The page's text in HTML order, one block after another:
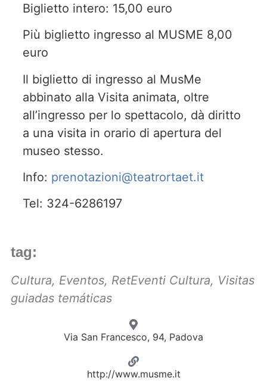
Biglietto intero: 15,00 euro
Più biglietto ingresso al MUSME 8,00
euro
Il biglietto di ingresso al MusMe
abbinato alla Visita animata, oltre
all’ingresso per lo spettacolo, dà diritto
a una visita in orario di apertura del
museo stesso.
Info: prenotazioni@teatrortaet.it
Tel: 324-6286197
tag:
Cultura, Eventos, RetEventi Cultura, Visitas
guiadas temáticas
Via San Francesco, 94, Padova
http://www.musme.it